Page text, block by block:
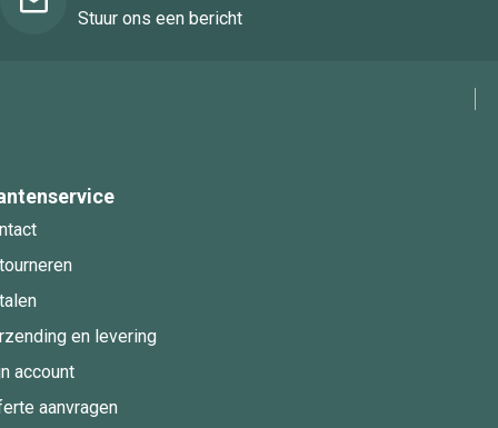
Stuur ons een bericht
en levering
account
aanvragen